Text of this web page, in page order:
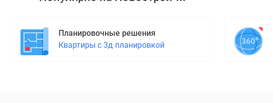
Планировочные решения
Квартиры с 3д планировкой